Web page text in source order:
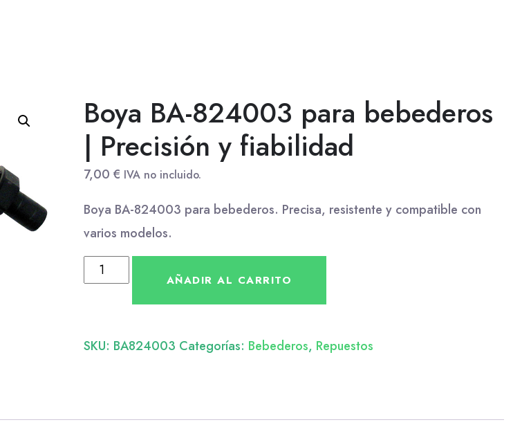
Boya BA-824003 para bebederos
| Precisión y fiabilidad
7,00€ IVA no incluido.
Boya BA-824003 para bebederos. Precisa, resistente y compatible con
varios modelos.
AÑADIR AL CARRITO
SKU: BA824003 Categorías: Bebederos, Repuestos